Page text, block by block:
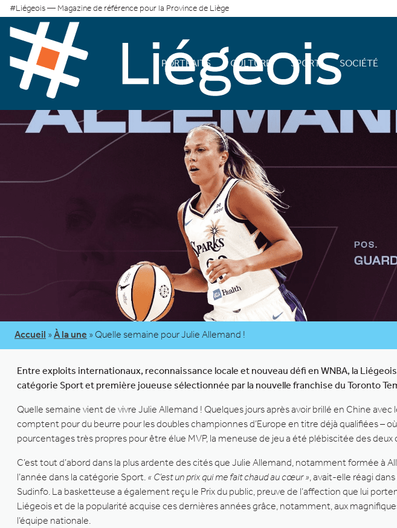
#Liégeois — Magazine de référence pour la Province de Liège
PORTRAITS CULTURE SPORT SOCIÉTÉ
Accueil » À la une » Quelle semaine pour Julie Allemand !
Entre exploits internationaux, reconnaissance locale et nouveau défi en WNBA, la
catégorie Sport et première joueuse sélectionnée par la nouvelle franchise du Toronto
Quelle semaine vient de vivre Julie Allemand ! Quelques jours après avoir brillé en Chine
comptent pour du beurre pour les doubles championnes d’Europe en titre déjà qualifiées –
pourcentages très propres pour être élue MVP, la meneuse de jeu a été plébiscitée des deux
C’est tout d’abord dans la plus ardente des cités que Julie Allemand, notamment formée à
l’année dans la catégorie Sport. « C’est un prix qui me fait chaud au cœur », avait-elle réagi
Sudinfo. La basketteuse a également reçu le Prix du public, preuve de l’affection que lui
Liégeois et de la popularité acquise ces dernières années grâce, notamment, aux
l’équipe nationale.